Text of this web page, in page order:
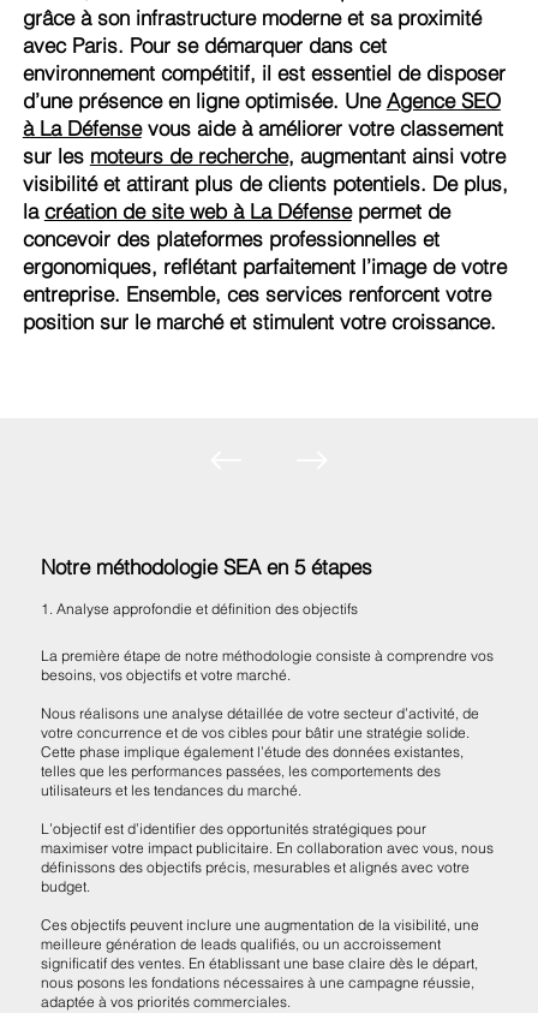
grâce à son infrastructure moderne et sa proximité
avec Paris. Pour se démarquer dans cet
environnement compétitif, il est essentiel de disposer
d’une présence en ligne optimisée. UneAgence SEO
à La Défensevous aide à améliorer votre classement
sur les moteurs de recherche, augmentant ainsi votre
visibilité et attirant plus de clients potentiels. De plus,
lacréation de site web à La Défensepermet de
concevoir des plateformes professionnelles et
ergonomiques, reflétant parfaitement l’image de votre
entreprise. Ensemble, ces services renforcent votre
position sur le marché et stimulent votre croissance.
Notre méthodologie SEA en 5 étapes
1. Analyse approfondie et définition des objectifs
La première étape de notre méthodologie consiste à comprendre vos
besoins, vos objectifs et votre marché.
Nous réalisons une analyse détaillée de votre secteur d’activité, de
votre concurrence et de vos cibles pour bâtir une stratégie solide.
Cette phase implique également l’étude des données existantes,
telles que les performances passées, les comportements des
utilisateurs et les tendances du marché.
L’objectif est d’identifier des opportunités stratégiques pour
maximiser votre impact publicitaire. En collaboration avec vous, nous
définissons des objectifs précis, mesurables et alignés avec votre
budget.
Ces objectifs peuvent inclure une augmentation de la visibilité, une
meilleure génération de leads qualifiés, ou un accroissement
significatif des ventes. En établissant une base claire dès le départ,
nous posons les fondations nécessaires à une campagne réussie,
adaptée à vos priorités commerciales.